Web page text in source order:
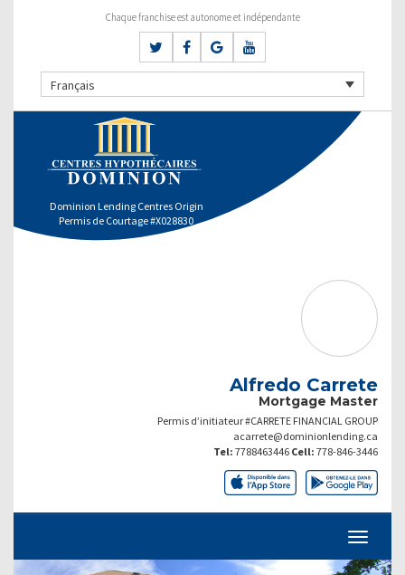
Chaque franchise est autonome et indépendante
Français
Dominion Lending Centres Origin
Permis de Courtage #X028830
Alfredo Carrete
Mortgage Master
Permis d’initiateur #CARRETE FINANCIAL GROUP
acarrete@dominionlending.ca
Tel: 7788463446 Cell: 778-846-3446